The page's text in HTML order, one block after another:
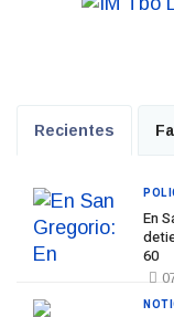
Recientes
En
60